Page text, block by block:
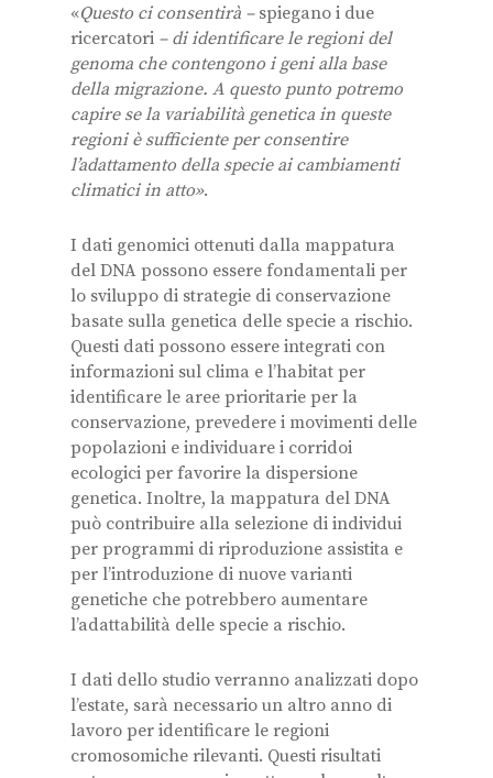
«Questo ci consentirà – spiegano i due
ricercatori – di identificare le regioni del
genoma che contengono i geni alla base
della migrazione. A questo punto potremo
capire se la variabilità genetica in queste
regioni è sufficiente per consentire
l’adattamento della specie ai cambiamenti
climatici in atto».
I dati genomici ottenuti dalla mappatura
del DNA possono essere fondamentali per
lo sviluppo di strategie di conservazione
basate sulla genetica delle specie a rischio.
Questi dati possono essere integrati con
informazioni sul clima e l’habitat per
identificare le aree prioritarie per la
conservazione, prevedere i movimenti delle
popolazioni e individuare i corridoi
ecologici per favorire la dispersione
genetica. Inoltre, la mappatura del DNA
può contribuire alla selezione di individui
per programmi di riproduzione assistita e
per l’introduzione di nuove varianti
genetiche che potrebbero aumentare
l’adattabilità delle specie a rischio.
I dati dello studio verranno analizzati dopo
l’estate, sarà necessario un altro anno di
lavoro per identificare le regioni
cromosomiche rilevanti. Questi risultati